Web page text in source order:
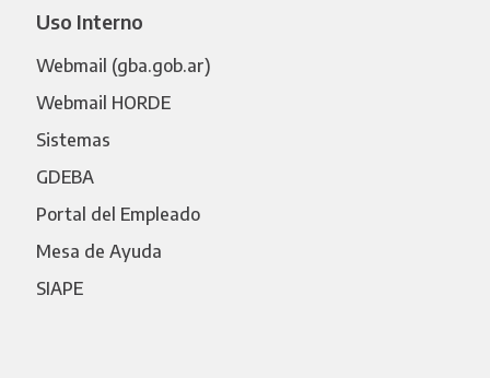
Uso Interno
Webmail (gba.gob.ar)
Webmail HORDE
Sistemas
GDEBA
Portal del Empleado
Mesa de Ayuda
SIAPE